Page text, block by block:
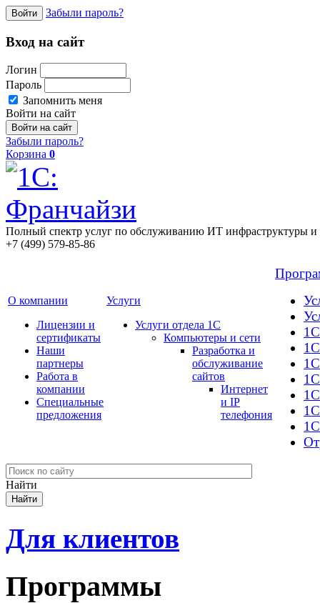
Войти Забыли пароль?
Вход на сайт
Логин
Пароль
Запомнить меня
Войти на сайт
Забыли пароль?
Корзина 0
Полный спектр услуг по обслуживанию ИТ инфраструктуры
+7 (499) 579-85-86
О компании
Лицензии и
сертификаты
Наши
партнеры
Работа в
компании
Специальные
предложения
Услуги
Услуги отдела 1С
Компьютеры и сети
Разработка и
обслуживание
сайтов
Интернет
и IP
телефония
Найти
Для клиентов
Программы